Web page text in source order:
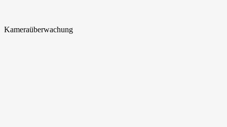
Kameraüberwachung